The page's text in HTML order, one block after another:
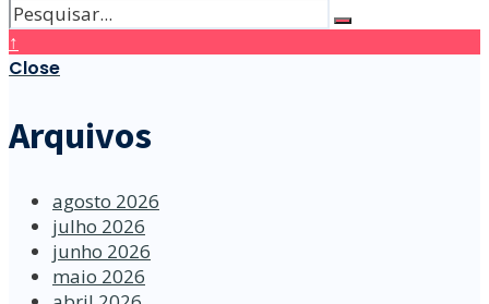
↑
Close
Arquivos
agosto 2026
julho 2026
junho 2026
maio 2026